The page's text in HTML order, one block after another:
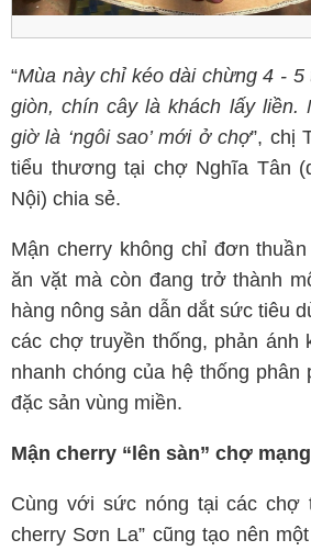
“Mùa này chỉ kéo dài chừng 4 - 5
giòn, chín cây là khách lấy liền.
giờ là ‘ngôi sao’ mới ở chợ”, chị
tiểu thương tại chợ Nghĩa Tân
Nội) chia sẻ.
Mận cherry không chỉ đơn
ăn vặt mà còn đang trở thành
hàng nông sản dẫn dắt sức tiêu
các chợ truyền thống, phản ánh
nhanh chóng của hệ thống phân
đặc sản vùng miền.
Mận cherry “lên sàn” chợ mạng
Cùng với sức nóng tại các chợ
cherry Sơn La” cũng tạo nên